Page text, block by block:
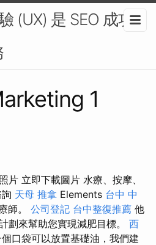
(UX) 是 SEO 成功
1
片 立即下載圖片 水療、按摩、
天母 推拿 Elements 台中 中
師。 公司登記 台中整復推薦 他
劃來幫助您實現減肥目標。 西
口袋可以放置基礎油，我們建